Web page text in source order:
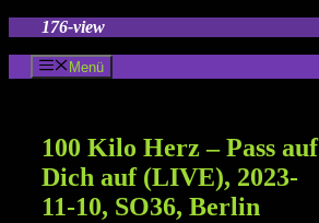
springen
176-view
Menü
100 Kilo Herz – Pass auf
Dich auf (LIVE), 2023-
11-10, SO36, Berlin